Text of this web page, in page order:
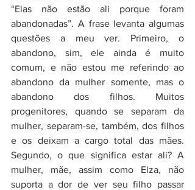
“Elas não estão ali porque foram
abandonadas”. A frase levanta algumas
questões a meu ver. Primeiro, o
abandono, sim, ele ainda é muito
comum, e não estou me referindo ao
abandono da mulher somente, mas o
abandono dos filhos. Muitos
progenitores, quando se separam da
mulher, separam-se, também, dos filhos
e os deixam a cargo total das mães.
Segundo, o que significa estar ali? A
mulher, mãe, assim como Elza, não
suporta a dor de ver seu filho passar